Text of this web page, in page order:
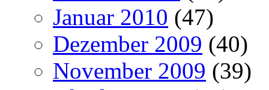
Januar 2010 (47)
Dezember 2009 (40)
November 2009 (39)